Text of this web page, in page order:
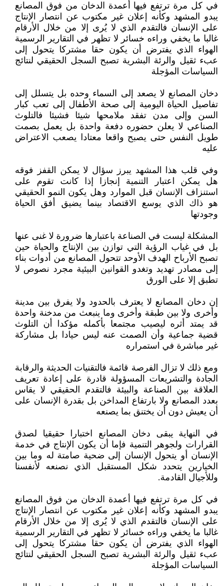
في كل مرة ترتفع فيها أعمدة الدخان من فوق المصانع
يبدو المشهد وكأنه إعلان غير مكتوب عن انتصار الإنتاج
على الإنسان فالتقدم الذي لا يُرى إلا من خلال الأرقام
غالبا ما يخفي وراءه خسائر لا تظهر في التقارير الرسمية
الهواء الذي يفترض أن يكون حقا مشتركا يتحول إلى
عبء ثقيل والرئة البشرية تصبح السجل الحقيقي لنتائج
السياسات المؤجلة
دخان المصانع لا يصعد إلى السماء وحده بل يتسلل إلى
تفاصيل الحياة اليومية إلى صحة الأطفال إلى تعب كبار
السن وإلى مدن تفقد ملامحها شيئا فشيئا فالتلوث
الصناعي لا يعلن حضوره دفعة واحدة بل يعمل بصمت
طويل النفس حتى يصبح واقعا معتادا يصعب الاعتراض
عليه
وفي قلب هذا المشهد يبرز سؤال لا يمكن القفز فوقه
هل يمكن اعتبار التنمية إنجازا إذا كانت تقوم على
استنزاف الإنسان قبل الموارد وهل يكون النمو الحقيقي
هو ذاك الذي يوسع الاقتصاد بينما يضيق أفق الحياة
وجودتها
المشكلة ليست في الصناعة باعتبارها ضرورة لا غنى عنها
بل في غياب الرؤية التي توازن بين الإنتاج والحياة حين
تصبح الأرباح الهدف الأوحد تتحول المصانع من أدوات بناء
إلى مصادر تهديد وتغدو القوانين البيئية مجرد نصوص لا
تطبق إلا على الورق
إن دخان المصانع لا يعترف بالحدود ولا يفرق بين مدينة
وأخرى ولا بين طبقة وأخرى وما ينبعث من مدخنة واحدة
قد يمتد أثره ليصيب مجتمعا بأكمله مؤكدا أن التلوث
قضية جماعية وأن الصمت عنه ليس حيادا بل مشاركة
غير مباشرة في استمراره
ومع ذلك لا تزال الفرصة قائمة فالتقنيات الحديثة والرقابة
الجادة والتشريعات المسؤولة قادرة على إعادة تعريف
العلاقة بين الصناعة والبيئة فالتقدم الحقيقي لا يقاس
بعدد المصانع ولا بارتفاع المداخن بل بقدرة الإنسان على
أن يعيش دون أن يختنق بما يصنعه
في النهاية يبقى دخان المصانع اختبارا حقيقيا لصدق
القرارات ولجوهر التنمية فإما أن يكون الإنتاج في خدمة
الإنسان أو يتحول الإنسان إلى ضحية صامتة له وما بين
الخيارين يتحدد شكل المستقبل الذي نصنعه لأنفسنا
وللأجيال القادمة.
في كل مرة ترتفع فيها أعمدة الدخان من فوق المصانع
يبدو المشهد وكأنه إعلان غير مكتوب عن انتصار الإنتاج
على الإنسان فالتقدم الذي لا يُرى إلا من خلال الأرقام
غالبا ما يخفي وراءه خسائر لا تظهر في التقارير الرسمية
الهواء الذي يفترض أن يكون حقا مشتركا يتحول إلى
عبء ثقيل والرئة البشرية تصبح السجل الحقيقي لنتائج
السياسات المؤجلة